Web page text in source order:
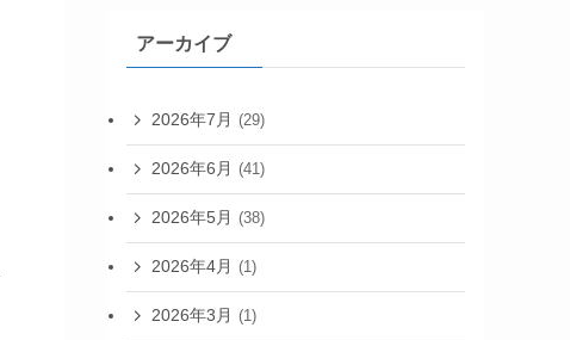
アーカイブ
2026年7月 (29)
2026年6月 (41)
2026年5月 (38)
2026年4月 (1)
2026年3月 (1)